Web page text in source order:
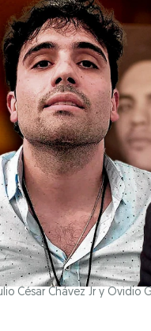
César Chávez Jr y Ovidio